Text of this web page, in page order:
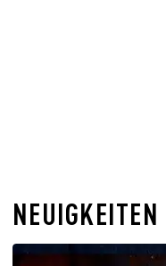
NEUIGKEITEN